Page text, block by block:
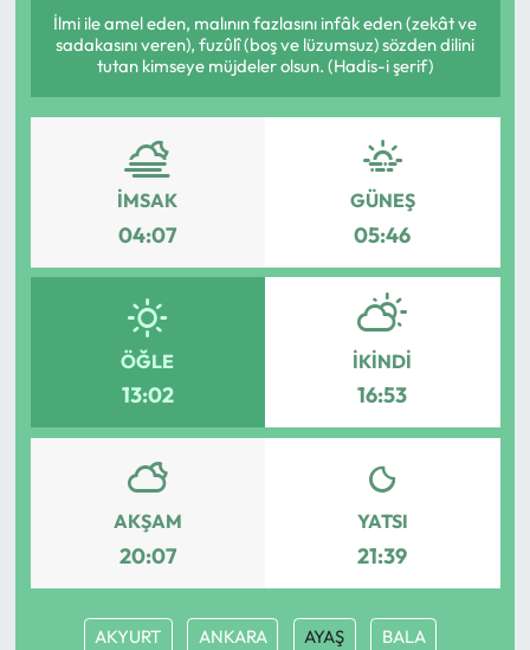
İlmi ile amel eden, malının fazlasını infâk eden (zekât ve
sadakasını veren), fuzûlî (boş ve lüzumsuz) sözden dilini
tutan kimseye müjdeler olsun. (Hadis-i şerif)
İMSAK
04:07
GÜNEŞ
05:46
ÖĞLE
13:02
İKINDI
16:53
AKŞAM
20:07
YATSI
21:39
AKYURT ANKARA AYAŞ BALA